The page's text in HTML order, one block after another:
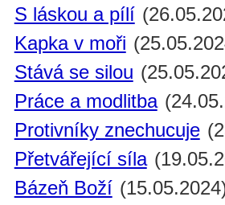
S láskou a pílí
Kapka v moři
Stává se silou
Práce a modlitba
Protivníky znechucuje
Přetvářející síla
Bázeň Boží